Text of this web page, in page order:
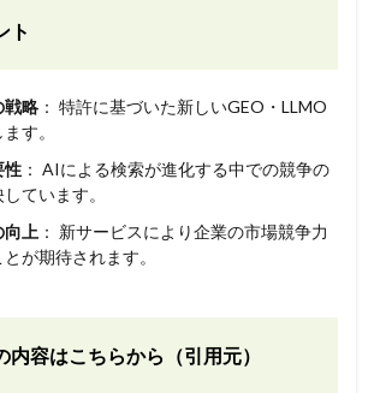
ト
戦略 ： 特許に基づいた新しいGEO・LLMO
す。
性 ： AIによる検索が進化する中での競争の
ています。
向上 ： 新サービスにより企業の市場競争力
が期待されます。
内容はこちらから（引用元）